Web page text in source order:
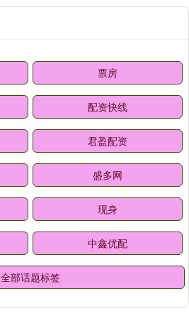
票房
配资快线
君盈配资
盛多网
现身
中鑫优配
全部话题标签